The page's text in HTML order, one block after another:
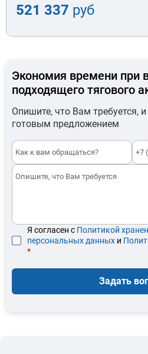
521 337 руб
Экономия времени при
подходящего тягового
Опишите, что Вам требуется,
готовым предложением
Я согласен с Политикой
персональных данных и
*
Задать